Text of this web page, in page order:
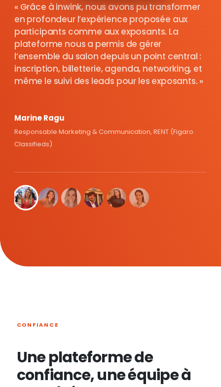
Grâce à inwink, nous avons pu transformer
en profondeur l’expérience proposée aux
participants comme aux exposants. La
plateforme nous a permis de gérer
l’ensemble du salon depuis un point central :
inscription, billetterie, agenda, networking, et
même le suivi des leads pour les exposants.
Marine Ragu
Responsable Marketing & Communication, RENT (Figaro
Classifieds)
CONFIANCE
Une plateforme de
confiance, une équipe à